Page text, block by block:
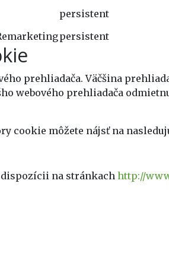
persistent
persistent
prehliadača. Väčšina
webového prehliadača
cookie môžete nájsť na
na stránkach http://